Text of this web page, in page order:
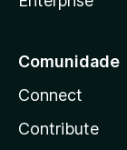
Comunidade
Connect
Contribute